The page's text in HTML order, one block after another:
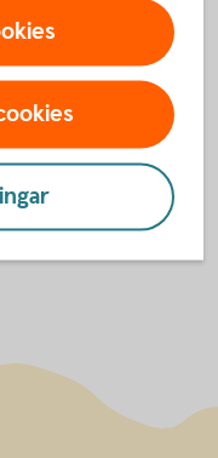
bankkort?